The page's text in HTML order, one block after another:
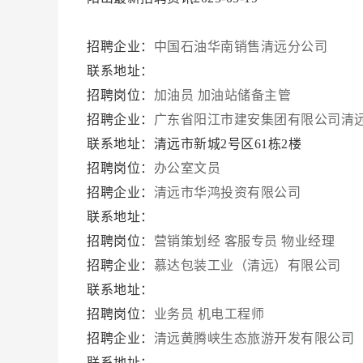
招聘企业： 中国石油华南销售清远分公司
联系地址：
招聘岗位： 加油员 加油站储备主管
招聘企业： 广东省阳江市建安集团有限公司清
联系地址：清远市新城2号区61栋2楼
招聘岗位： 办公室文员
招聘企业： 清远市华鸿投资有限公司
联系地址：
招聘岗位： 营销策划经 客服专员 物业经理
招聘企业： 慕达包装工业（清远）有限公司
联系地址：
招聘岗位： 业务员 机电工程师
招聘企业： 清远黄腾峡生态旅游开发有限公司